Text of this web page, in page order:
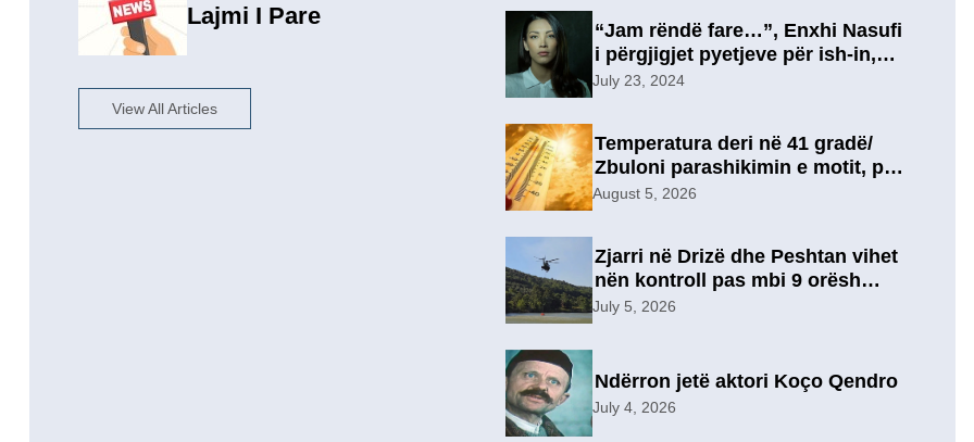
Lajmi I Pare
View All Articles
“Jam rëndë fare…”, Enxhi Nasufi
i përgjigjet pyetjeve për ish-in,
pas përfundimit të marrëdhënies
July 23, 2024
Temperatura deri në 41 gradë/
Zbuloni parashikimin e motit, për
sot
August 5, 2026
Zjarri në Drizë dhe Peshtan vihet
nën kontroll pas mbi 9 orësh
operacion, u evakuuan
July 5, 2026
Ndërron jetë aktori Koço Qendro
July 4, 2026